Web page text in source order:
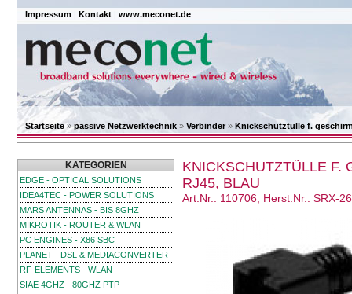
Impressum | Kontakt | www.meconet.de
Startseite»passive Netzwerktechnik » Verbinder» Knickschutztülle f.
KATEGORIEN
EDGE - OPTICAL SOLUTIONS
IDEA4TEC - POWER SOLUTIONS
MARS ANTENNAS - BIS 8GHZ
MIKROTIK - ROUTER & WLAN
PC ENGINES - X86 SBC
PLANET - DSL & MEDIACONVERTER
RF-ELEMENTS - WLAN
SIAE 4GHZ - 80GHZ PTP
KNICKSCHUTZTÜLLE F.
RJ45, BLAU
Art.Nr.: 110706, Herst.Nr.: SRX-